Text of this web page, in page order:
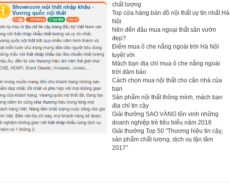
chất lượng
Top cửa hàng bán đồ nội thất uy tín nhất Hà
Nội
Nên đến đâu mua ngoại thất sân vườn
đẹp?
Điểm mua ô che nắng ngoài trời Hà Nội
tuyệt vời
Mách bạn địa chỉ mua ô che nắng ngoài
trời đảm bảo
Cách chọn mua nội thất cho căn nhà của
bạn
Sản phẩm nội thất thông mình, mách bạn
địa chỉ tin cậy
Giải thưởng SAO VÀNG tôn vinh những
doanh nghiệp trẻ tiêu biểu năm 2016
Giải thưởng Top 50 "Thương hiệu tin cậy,
sản phẩm chất lượng, dịch vụ tận tâm
2017"